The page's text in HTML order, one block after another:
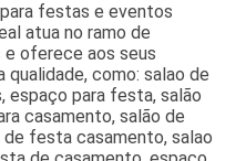
festas e eventos
atua no ramo de
e oferece aos seus
como: salao de
espaço para festa, salão
casamento, salão de
festa casamento, salao